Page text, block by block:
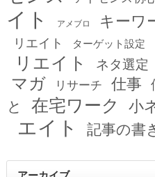
イト
アメブロ キーワ
リエイト
ターゲット設定
リエイト
ネタ選定
マガ
リサーチ 仕事
と
在宅ワーク 小
エイト
記事の書